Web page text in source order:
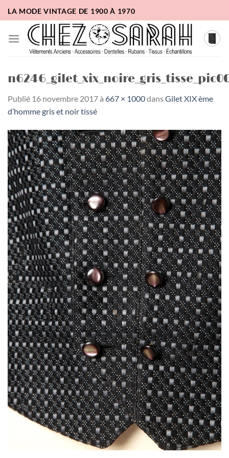
au
contenu
LA MODE VINTAGE DE 1900 À 1970
Publié 16 novembre 2017à 667 × 1000dansGilet XIX ème
d’homme gris et noir tissé